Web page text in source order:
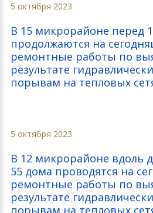
5 октября 2023
В 15 микрорайоне перед
продолжаются на
ремонтные работы по
результате
порывам на тепловых
5 октября 2023
В 12 микрорайоне вдоль
55 дома проводятся на
ремонтные работы по
результате
порывам на тепловых